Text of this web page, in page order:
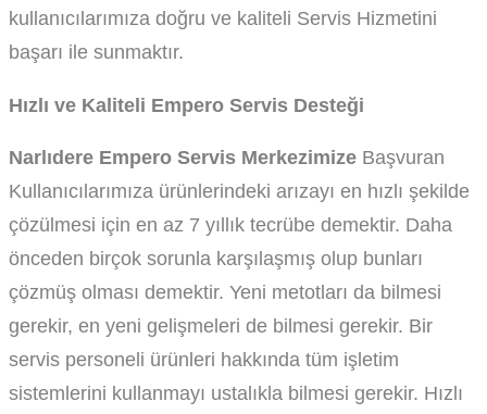
kullanıcılarımıza doğru ve kaliteli Servis Hizmetini
başarı ile sunmaktır.
Hızlı ve Kaliteli Empero Servis Desteği
Narlıdere Empero Servis Merkezimize Başvuran
Kullanıcılarımıza ürünlerindeki arızayı en hızlı şekilde
çözülmesi için en az 7 yıllık tecrübe demektir. Daha
önceden birçok sorunla karşılaşmış olup bunları
çözmüş olması demektir. Yeni metotları da bilmesi
gerekir, en yeni gelişmeleri de bilmesi gerekir. Bir
servis personeli ürünleri hakkında tüm işletim
sistemlerini kullanmayı ustalıkla bilmesi gerekir. Hızlı